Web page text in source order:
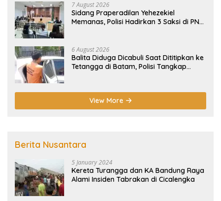
7 August 2026
Sidang Praperadilan Yehezekiel
Memanas, Polisi Hadirkan 3 Saksi di PN
6 August 2026
Balita Diduga Dicabuli Saat Dititipkan ke
Tetangga di Batam, Polisi Tangkap
View More
Berita Nusantara
5 January 2024
Kereta Turangga dan KA Bandung Raya
Alami Insiden Tabrakan di Cicalengka